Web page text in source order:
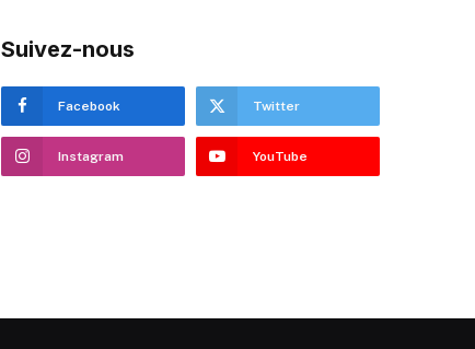
Suivez-nous
Facebook Twitter
Instagram YouTube